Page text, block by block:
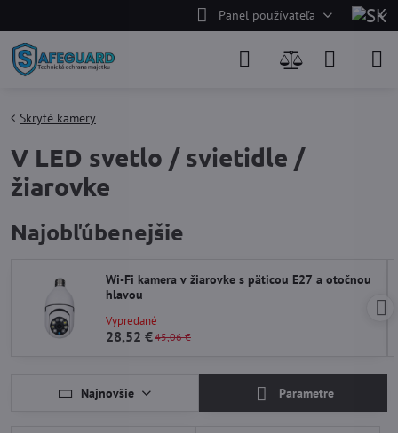
Panel používateľa
Skryté kamery
V LED svetlo / svietidle /
žiarovke
Najobľúbenejšie
Wi-Fi kamera v žiarovke s päticou E27 a otočnou
hlavou
Vypredané
28,52 €45,06 €
Najnovšie Parametre